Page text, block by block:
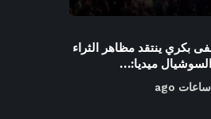
بكري ينتقد مظاهر الثراء
ميديا:…